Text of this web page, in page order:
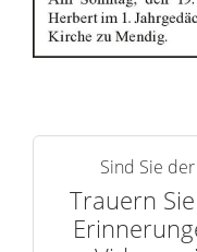
Sind Sie
Trauern